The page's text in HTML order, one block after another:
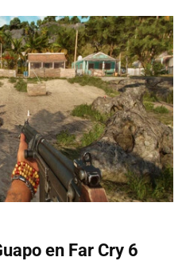
en Far Cry 6